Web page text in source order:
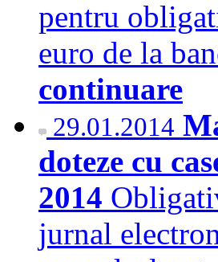
pentru
euro de la
continuare
29.01.2014
doteze cu
2014
jurnal